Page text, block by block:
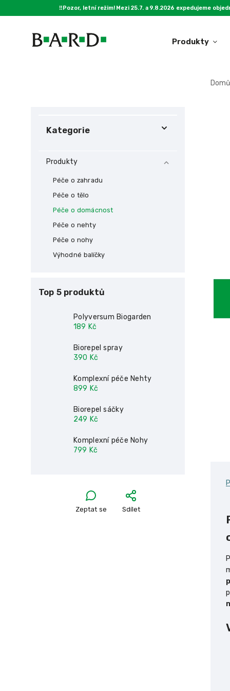
‼️Pozor, letní režim! Mezi 25.7. a 9.8.2026 expedujeme
Produkty
Domů
Kategorie
Produkty
Péče o zahradu
Péče o tělo
Péče o domácnost
Péče o nehty
Péče o nohy
Výhodné balíčky
Top 5 produktů
Polyversum Biogarden
189 Kč
Biorepel spray
390 Kč
Komplexní péče Nehty
899 Kč
Biorepel sáčky
249 Kč
Komplexní péče Nohy
799 Kč
Zeptat se Sdílet